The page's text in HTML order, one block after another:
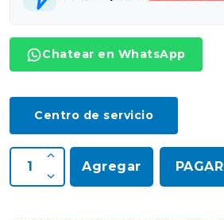
Chatear en WhatsApp
Centro de servicio
Agregar PAGAR